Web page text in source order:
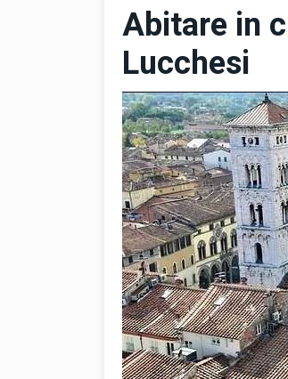
Abitare in
Lucchesi